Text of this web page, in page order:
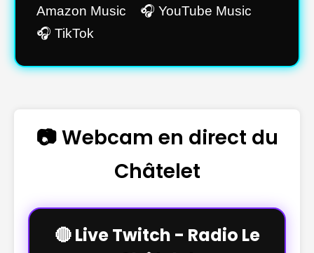
Amazon Music 🎧 YouTube Music
🎧 TikTok
📷 Webcam en direct du
Châtelet
🔴 Live Twitch - Radio Le